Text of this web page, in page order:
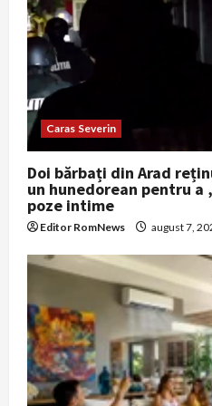
Caras Severin
Doi bărbați din Arad
un hunedorean pentru a
poze intime
Editor RomNews august 7,